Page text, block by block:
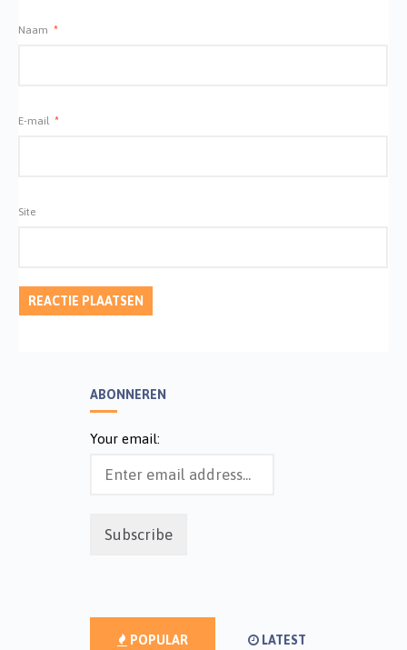
Naam *
E-mail *
Site
ABONNEREN
Your email:
POPULAR LATEST